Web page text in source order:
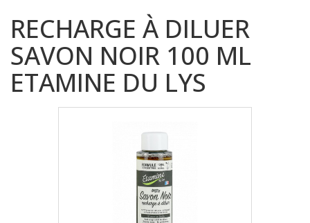
RECHARGE À DILUER
SAVON NOIR 100 ML
ETAMINE DU LYS